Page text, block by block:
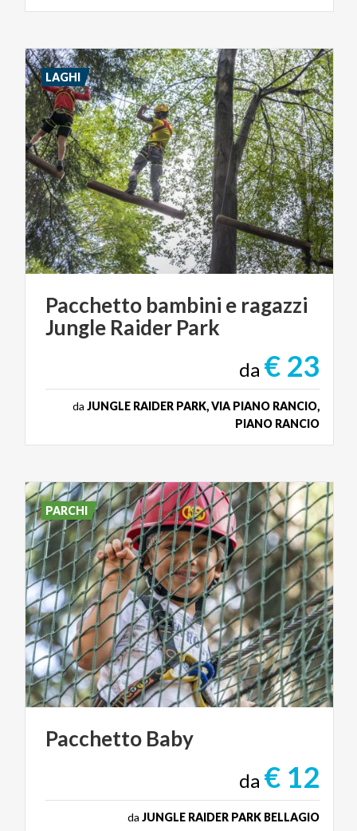
Pacchetto bambini e ragazzi
Jungle Raider Park
da € 23
da JUNGLE RAIDER PARK, VIA PIANO RANCIO,
PIANO RANCIO
LAGHI
Pacchetto Baby
da € 12
da JUNGLE RAIDER PARK BELLAGIO
PARCHI